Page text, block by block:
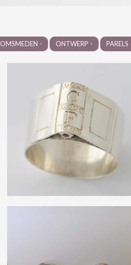
OMSMEDEN - ONTWERP - PARELS